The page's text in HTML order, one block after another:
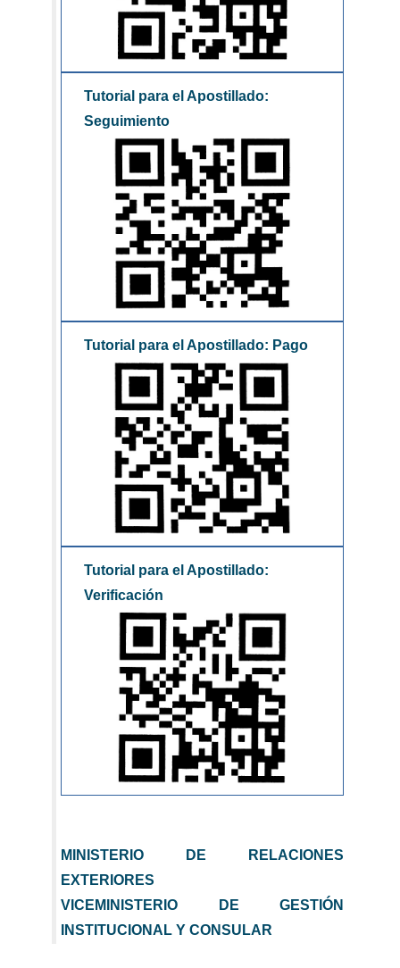
Tutorial para el Apostillado:
Seguimiento
Tutorial para el Apostillado: Pago
Tutorial para el Apostillado:
Verificación
MINISTERIO DE RELACIONES
EXTERIORES
VICEMINISTERIO DE GESTIÓN
INSTITUCIONAL Y CONSULAR